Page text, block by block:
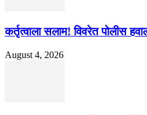
कर्तृत्वाला सलाम! विवरेत पोलीस
August 4, 2026